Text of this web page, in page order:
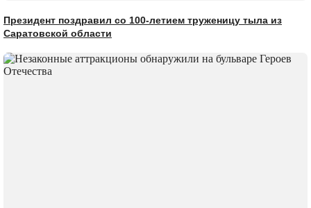
Президент поздравил со 100-летием труженицу тыла из
Саратовской области